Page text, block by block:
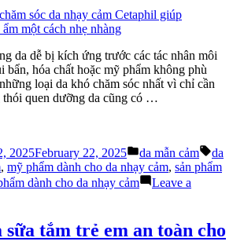
nhạy
cảm
cần
có
những
đặc
tính
da dễ bị kích ứng trước các tác nhân môi
hóa chất hoặc mỹ phẩm không phù
loại da khó chăm sóc nhất vì chỉ cần
thói quen dưỡng da cũng có …
2025February 22, 2025
Posted
in
da mẫn cảm
da
, mỹ phẩm dành cho da nhạy cảm, sản phẩm
dành cho da nhạy cảm
Leave a
sữa tắm trẻ em an toàn cho